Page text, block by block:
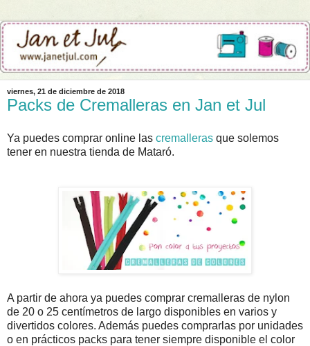
viernes, 21 de diciembre de 2018
Packs de Cremalleras en Jan et Jul
Ya puedes comprar online las cremalleras que solemos
tener en nuestra tienda de Mataró.
A partir de ahora ya puedes comprar cremalleras de nylon
de 20 o 25 centímetros de largo disponibles en varios y
divertidos colores. Además puedes comprarlas por unidades
o en prácticos packs para tener siempre disponible el color